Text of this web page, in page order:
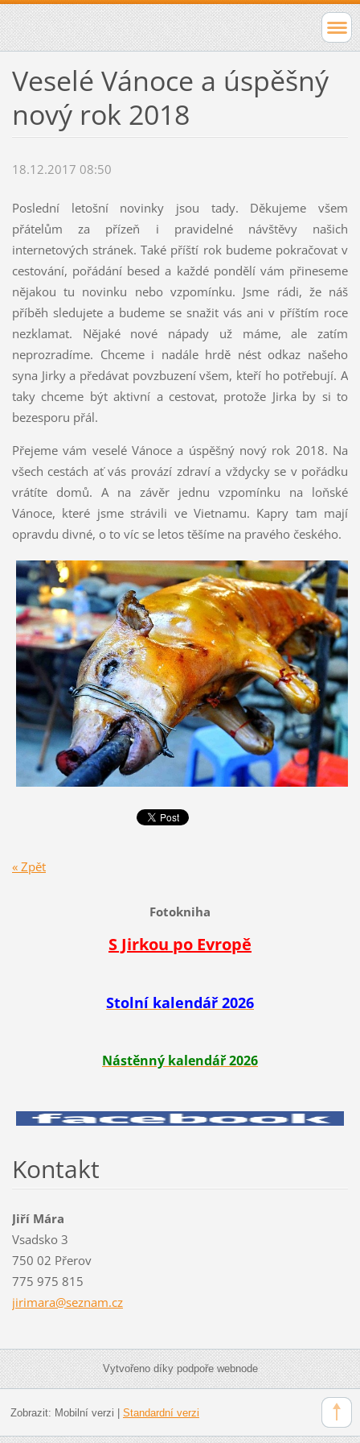
Veselé Vánoce a úspěšný
nový rok 2018
18.12.2017 08:50
Poslední letošní novinky jsou tady. Děkujeme všem
přátelům za přízeň i pravidelné návštěvy našich
internetových stránek. Také příští rok budeme pokračovat v
cestování, pořádání besed a každé pondělí vám přineseme
nějakou tu novinku nebo vzpomínku. Jsme rádi, že náš
příběh sledujete a budeme se snažit vás ani v příštím roce
nezklamat. Nějaké nové nápady už máme, ale zatím
neprozradíme. Chceme i nadále hrdě nést odkaz našeho
syna Jirky a předávat povzbuzení všem, kteří ho potřebují. A
taky chceme být aktivní a cestovat, protože Jirka by si to
bezesporu přál.
Přejeme vám veselé Vánoce a úspěšný nový rok 2018. Na
všech cestách ať vás provází zdraví a vždycky se v pořádku
vrátíte domů. A na závěr jednu vzpomínku na loňské
Vánoce, které jsme strávili ve Vietnamu. Kapry tam mají
opravdu divné, o to víc se letos těšíme na pravého českého.
« Zpět
Fotokniha
S Jirkou po Evropě
Stolní kalendář 2026
Nástěnný kalendář 2026
Kontakt
Jiří Mára
Vsadsko 3
750 02 Přerov
775 975 815
jirimara@seznam.cz
Vytvořeno díky podpoře webnode
Zobrazit: Mobilní verzi Standardní verzi